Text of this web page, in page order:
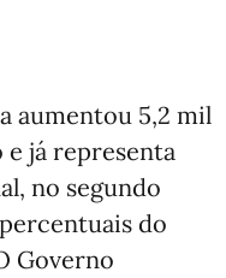
aumentou 5,2 mil
já representa
no segundo
do
Governo